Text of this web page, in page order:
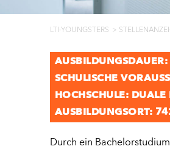
LTI-YOUNGSTERS
SCHULISCHE
HOCHSCHULE:
AUSBILDUNGSORT:
Durch ein